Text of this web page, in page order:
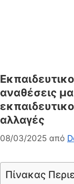
αναθέσεις
αλλαγές
08/03/2025 από
Πίνακας